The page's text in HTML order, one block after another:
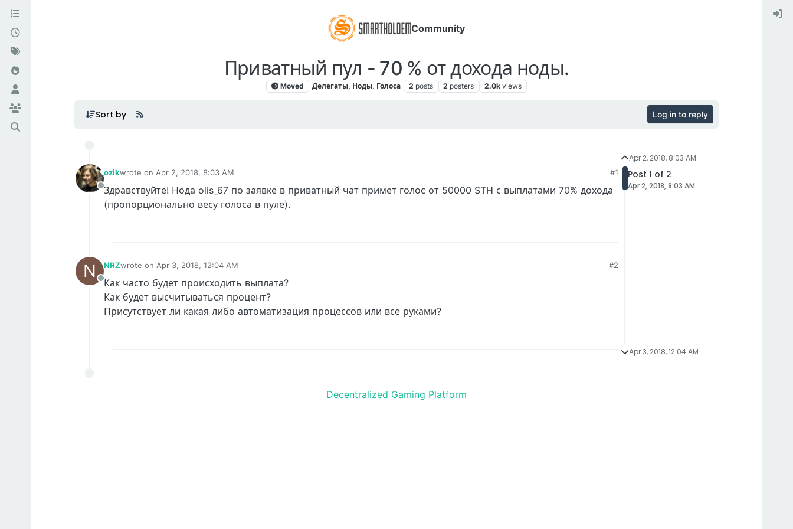
Community
Приватный пул - 70 % от дохода ноды.
Moved Делегаты, Ноды, Голоса 2 posts 2 posters 2.0k views
Sort by Log in to reply
Offline
ozikwrote on Apr 2, 2018, 8:03 AM
last edited by
#1
Здравствуйте! Нода olis_67 по заявке в приватный чат примет голос от 50000 STH с выплатами 70% дохода
(пропорционально весу голоса в пуле).
N
Offline
NRZwrote on Apr 3, 2018, 12:04 AM
last edited by
#2
Как часто будет происходить выплата?
Как будет высчитываться процент?
Присутствует ли какая либо автоматизация процессов или все руками?
Apr 2, 2018, 8:03 AM
Post 1 of 2
Apr 2, 2018, 8:03 AM
Apr 3, 2018, 12:04 AM
Decentralized Gaming Platform